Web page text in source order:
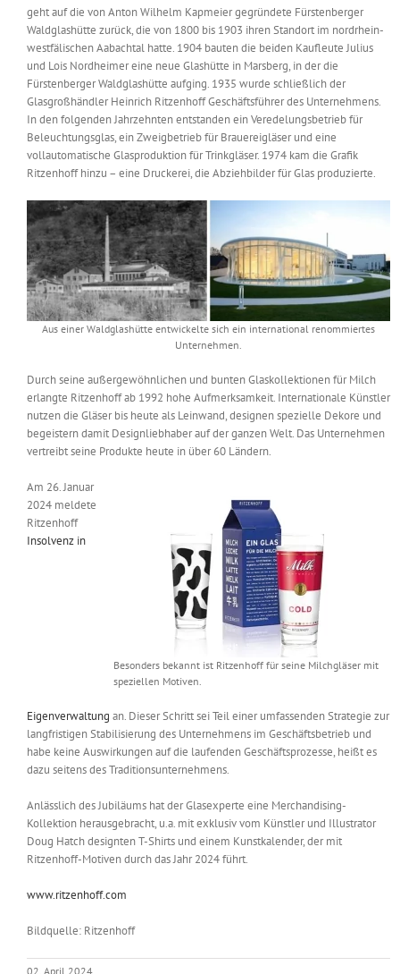
Kontakt
Messen & Events
Unternehmen
Interviews
Product Guide
Jobshop
geht auf die von Anton Wilhelm Kapmeier gegründete Fürstenberger
Waldglashütte zurück, die von 1800 bis 1903 ihren Standort im nordrhein-
westfälischen Aabachtal hatte. 1904 bauten die beiden Kaufleute Julius
und Lois Nordheimer eine neue Glashütte in Marsberg, in der die
Fürstenberger Waldglashütte aufging. 1935 wurde schließlich der
Glasgroßhändler Heinrich Ritzenhoff Geschäftsführer des Unternehmens.
In den folgenden Jahrzehnten entstanden ein Veredelungsbetrieb für
Beleuchtungsglas, ein Zweigbetrieb für Brauereigläser und eine
vollautomatische Glasproduktion für Trinkgläser. 1974 kam die Grafik
Ritzenhoff hinzu – eine Druckerei, die Abziehbilder für Glas produzierte.
Aus einer Waldglashütte entwickelte sich ein international renommiertes
Unternehmen.
Durch seine außergewöhnlichen und bunten Glaskollektionen für Milch
erlangte Ritzenhoff ab 1992 hohe Aufmerksamkeit. Internationale Künstler
nutzen die Gläser bis heute als Leinwand, designen spezielle Dekore und
begeistern damit Designliebhaber auf der ganzen Welt. Das Unternehmen
vertreibt seine Produkte heute in über 60 Ländern.
Besonders bekannt ist Ritzenhoff für seine Milchgläser mit
speziellen Motiven.
Am 26. Januar
2024 meldete
Ritzenhoff
Insolvenz in
Eigenverwaltung an. Dieser Schritt sei Teil einer umfassenden Strategie zur
langfristigen Stabilisierung des Unternehmens im Geschäftsbetrieb und
habe keine Auswirkungen auf die laufenden Geschäftsprozesse, heißt es
dazu seitens des Traditionsunternehmens.
Anlässlich des Jubiläums hat der Glasexperte eine Merchandising-
Kollektion herausgebracht, u.a. mit exklusiv vom Künstler und Illustrator
Doug Hatch designten T-Shirts und einem Kunstkalender, der mit
Ritzenhoff-Motiven durch das Jahr 2024 führt.
www.ritzenhoff.com
Bildquelle: Ritzenhoff
02. April 2024